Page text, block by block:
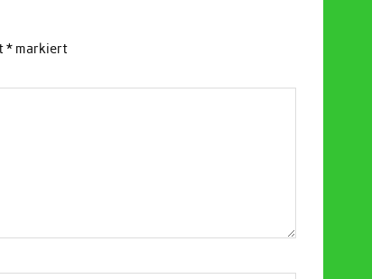
* markiert